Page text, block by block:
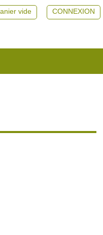
CONNEXION
vide